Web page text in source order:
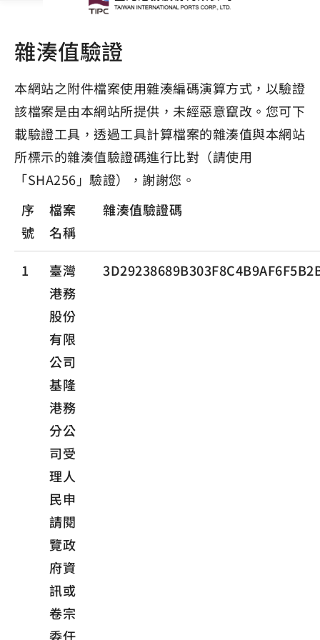
雜湊值驗證
本網站之附件檔案使用雜湊編碼演算方式，以驗證
該檔案是由本網站所提供，未經惡意竄改。您可下
載驗證工具，透過工具計算檔案的雜湊值與本網站
所標示的雜湊值驗證碼進行比對（請使用
「SHA256」驗證），謝謝您。
序
號
檔案
名稱
雜湊值驗證碼
1
臺灣
港務
股份
有限
公司
基隆
港務
分公
司受
理人
民申
請閱
覽政
府資
訊或
卷宗
委任